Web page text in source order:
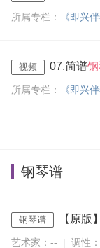
所属专栏： 《即兴
视频 07.简谱
所属专栏： 《即兴
钢琴谱
钢琴谱 【原版
艺术家：-- | 调性